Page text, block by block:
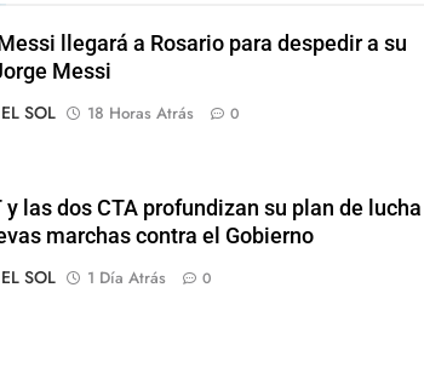
llegará a Rosario para despedir a su
Messi
SOL
18 Horas Atrás 0
y las dos CTA profundizan su plan de lucha
marchas contra el Gobierno
SOL
1 Día Atrás 0